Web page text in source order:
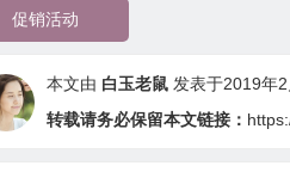
促销活动
本文由 白玉老鼠 发表于2019年
转载请务必保留本文链接：